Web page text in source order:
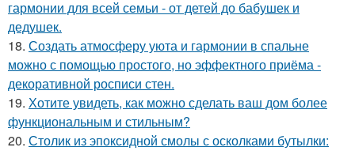
гармонии для всей семьи - от детей до бабушек и
дедушек.
18. Создать атмосферу уюта и гармонии в спальне
можно с помощью простого, но эффектного приёма -
декоративной росписи стен.
19. Хотите увидеть, как можно сделать ваш дом более
функциональным и стильным?
20. Столик из эпоксидной смолы с осколками бутылки: